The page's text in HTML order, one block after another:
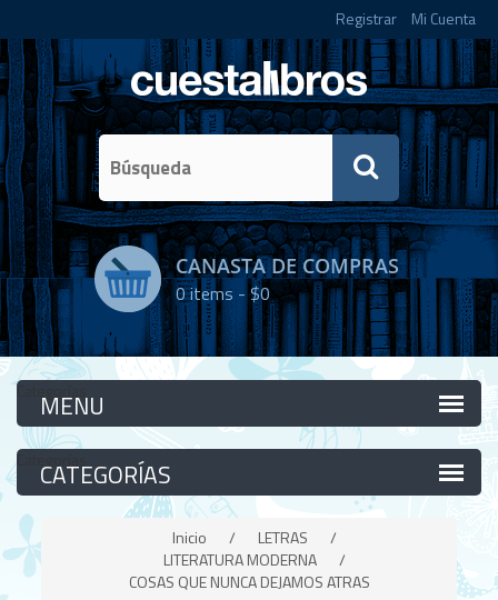
Registrar Mi Cuenta
CANASTA DE COMPRAS
0items -$0
Categorías
Categorías
Inicio / LETRAS
/
LITERATURA MODERNA
/
COSAS QUE NUNCA DEJAMOS ATRAS